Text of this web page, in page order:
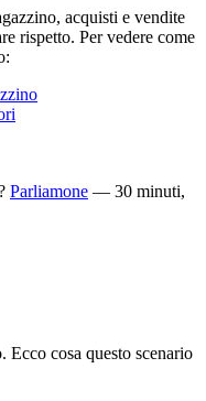
acquisti e vendite
rispetto. Per vedere come
Parliamone — 30 minuti,
Ecco cosa questo scenario